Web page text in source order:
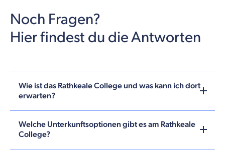
Noch Fragen?
Hier findest du die Antworten
Wie ist das Rathkeale College und was kann ich dort
erwarten?
Welche Unterkunftsoptionen gibt es am Rathkeale
College?